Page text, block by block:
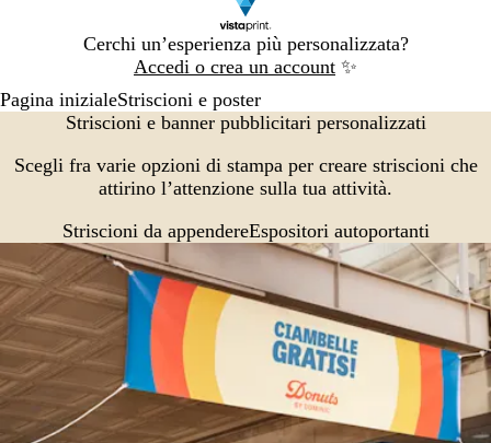
Cerchi un’esperienza più personalizzata?
Accedi o crea un account ✨
Diapositiva
1
Pagina inizialeStriscioni e poster
Striscioni e banner pubblicitari personalizzati
Scegli fra varie opzioni di stampa per creare striscioni che
attirino l’attenzione sulla tua attività.
Striscioni da appendereEspositori autoportanti